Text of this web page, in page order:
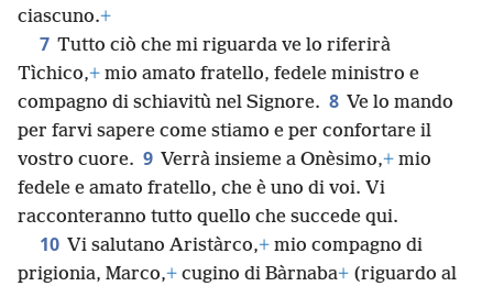
ciascuno.+
7 Tutto ciò che mi riguarda ve lo riferirà
Tìchico,+ mio amato fratello, fedele ministro e
compagno di schiavitù nel Signore. 8 Ve lo mando
per farvi sapere come stiamo e per confortare il
vostro cuore. 9 Verrà insieme a Onèsimo,+ mio
fedele e amato fratello, che è uno di voi. Vi
racconteranno tutto quello che succede qui.
10 Vi salutano Aristàrco,+ mio compagno di
prigionia, Marco,+ cugino di Bàrnaba+ (riguardo al